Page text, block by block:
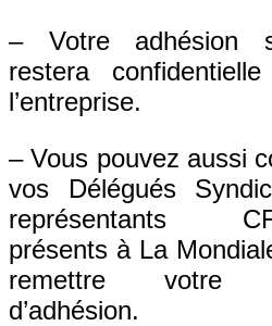
– Votre adhésion
restera
l’entreprise.
– Vous pouvez aussi
vos Délégués
représentants
présents à La
remettre votre
d’adhésion.